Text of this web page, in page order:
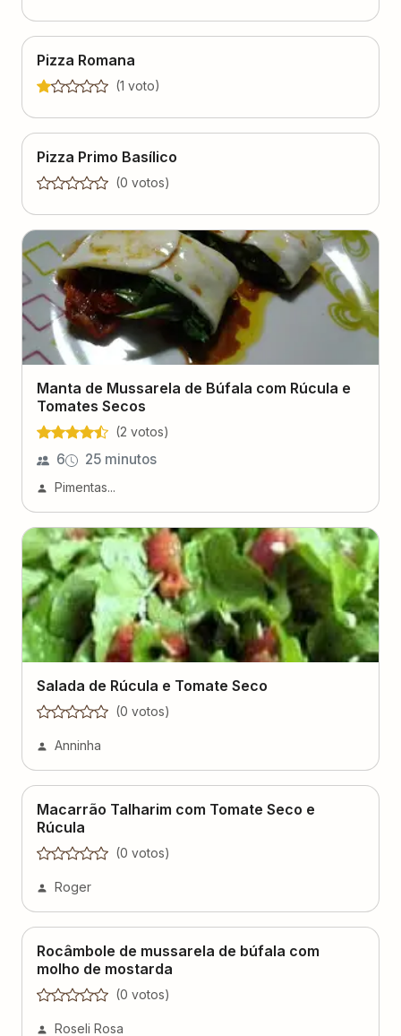
Pizza Romana
(1voto
Pizza Primo Basílico
( 0votos)
Manta de Mussarela de Búfala com Rúcula e
Tomates Secos
(2voto
6 25 minutos
Pimentas...
Salada de Rúcula e Tomate Seco
(0voto s)
Anninha
Macarrão Talharim com Tomate Seco e
Rúcula
Roger
Rocâmbole de mussarela de búfala com
molho de mostarda
(0votos)
Roseli Rosa